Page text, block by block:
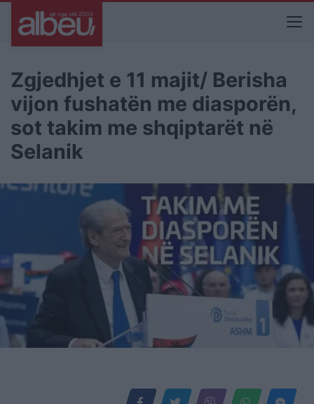
Zgjedhjet e 11 majit/ Berisha
vijon fushatën me diasporën,
sot takim me shqiptarët në
Selanik